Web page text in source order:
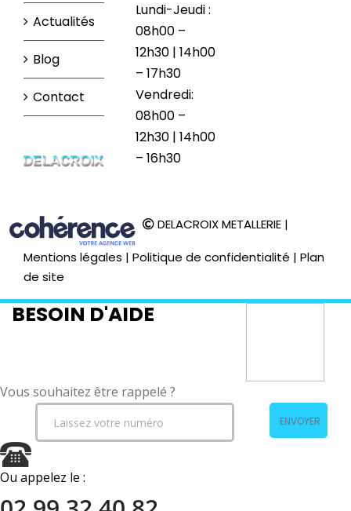
Actualités
Blog
Contact
Lundi-Jeudi :
08h00 –
12h30 | 14h00
– 17h30
Vendredi:
08h00 –
12h30 | 14h00
– 16h30
DELACROIX METALLERIE |
Mentions légales | Politique de confidentialité | Plan
de site
BESOIN D'AIDE
Vous souhaitez être rappelé ?
ENVOYER
Ou appelez le :